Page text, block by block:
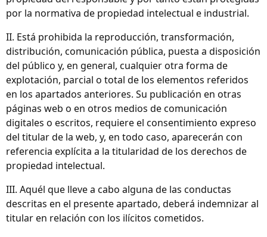
por la normativa de propiedad intelectual e industrial.
II. Está prohibida la reproducción, transformación,
distribución, comunicación pública, puesta a disposición
del público y, en general, cualquier otra forma de
explotación, parcial o total de los elementos referidos
en los apartados anteriores. Su publicación en otras
páginas web o en otros medios de comunicación
digitales o escritos, requiere el consentimiento expreso
del titular de la web, y, en todo caso, aparecerán con
referencia explícita a la titularidad de los derechos de
propiedad intelectual.
III. Aquél que lleve a cabo alguna de las conductas
descritas en el presente apartado, deberá indemnizar al
titular en relación con los ilícitos cometidos.